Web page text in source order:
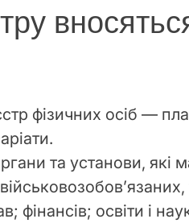
фізичних осіб —
та установи, які
фінансів; освіти і